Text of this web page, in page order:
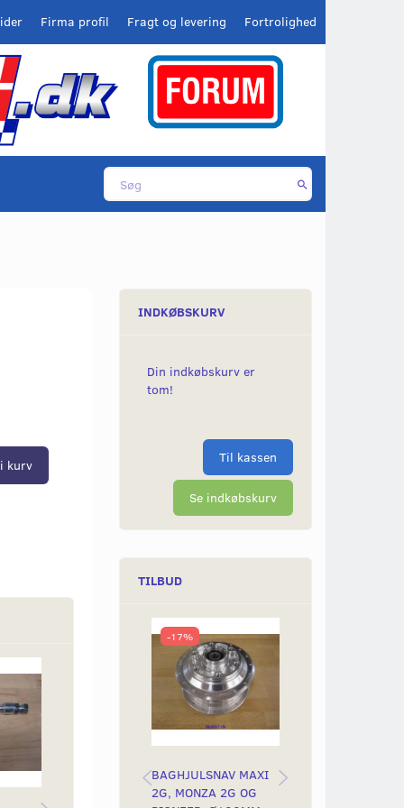
Fortrolighed
Fragt og levering
Firma profil
kurv
INDKØBSKURV
Din indkøbskurv er
tom!
Til kassen
Se indkøbskurv
TILBUD
-17%
BAGHJULSNAV MAXI
2G, MONZA 2G OG